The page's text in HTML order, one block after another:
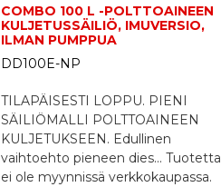
COMBO 100 L -POLTTOAINEEN
KULJETUSSÄILIÖ, IMUVERSIO,
ILMAN PUMPPUA
DD100E-NP
TILAPÄISESTI LOPPU. PIENI
SÄILIÖMALLI POLTTOAINEEN
KULJETUKSEEN. Edullinen
vaihtoehto pieneen dies... Tuotetta
ei ole myynnissä verkkokaupassa.